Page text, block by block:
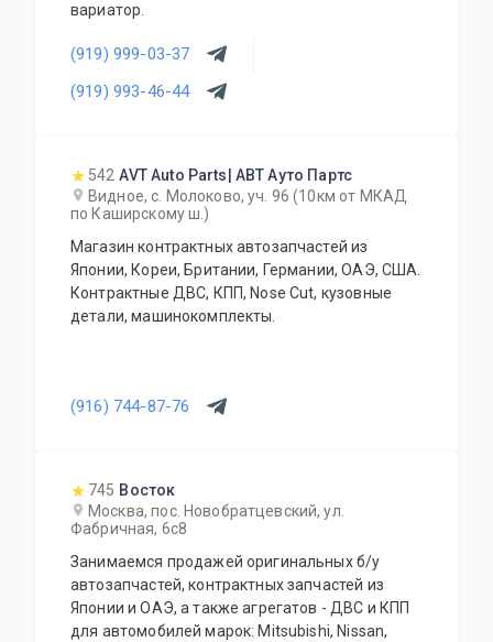
вариатор.
(919) 999-03-37
(919) 993-46-44
542 AVT Auto Parts| АВТ Ауто Партс
Видное, с. Молоково, уч. 96 (10км от МКАД
по Каширскому ш.)
Магазин контрактных автозапчастей из
Японии, Кореи, Британии, Германии, ОАЭ, США.
Контрактные ДВС, КПП, Nose Cut, кузовные
детали, машинокомплекты.
(916) 744-87-76
745 Восток
Москва, пос. Новобратцевский, ул.
Фабричная, 6с8
Занимаемся продажей оригинальных б/у
автозапчастей, контрактных запчастей из
Японии и ОАЭ, а также агрегатов - ДВС и КПП
для автомобилей марок: Mitsubishi, Nissan,